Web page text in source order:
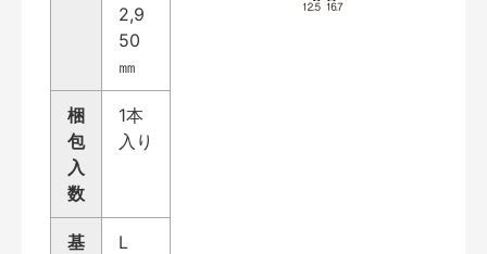
2,9
50
㎜
梱
包
入
数
1本
入り
基
L